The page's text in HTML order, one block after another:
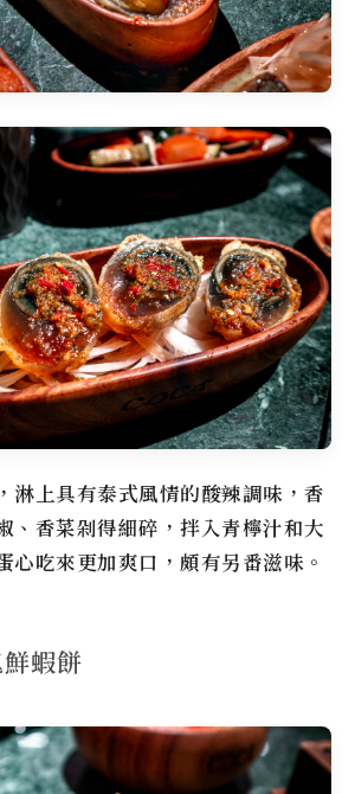
淋上具有泰式風情的酸辣調味，香
、香菜剁得細碎，拌入青檸汁和大
心吃來更加爽口，頗有另番滋味。
蝦餅